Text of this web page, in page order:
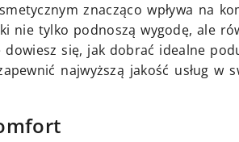
znacząco wpływa na
nie tylko podnoszą wygodę, ale
się, jak dobrać idealne
najwyższą jakość usług w